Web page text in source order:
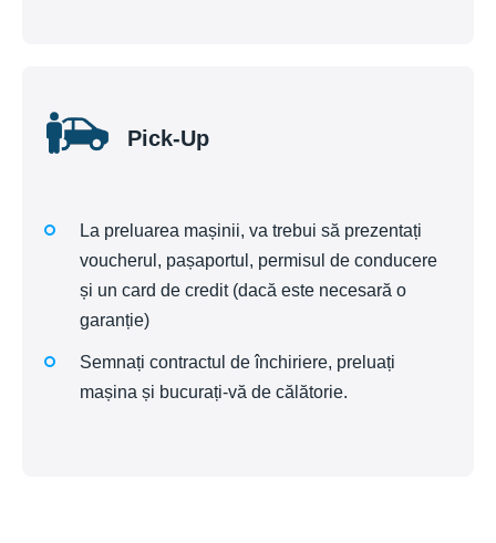
Pick-Up
La preluarea mașinii, va trebui să prezentați
voucherul, pașaportul, permisul de conducere
și un card de credit (dacă este necesară o
garanție)
Semnați contractul de închiriere, preluați
mașina și bucurați-vă de călătorie.